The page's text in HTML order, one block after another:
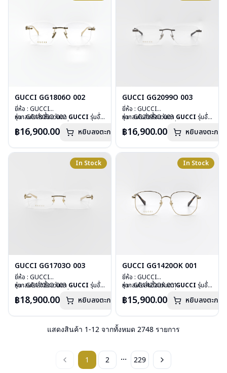
GUCCI GG1806O 002
ยี่ห้อ : GUCCI
รุ่น : GG1806O 002
เลนส์ : Demo Lens
น้ำหนัก : 27 กรัม
อุปกรณ์ : กล่องแว่น, ผ้าเช็ดแว่น
หากสนใจสั่งชื้อแว่นตา GUCCI รุ่นอื่น
ติดต่อเราคลิก
฿16,900.00 หยิบลงตะกร้า
GUCCI GG2099O 003
ยี่ห้อ : GUCCI
รุ่น : GG2099O 003
เลนส์ : Demo Lens
น้ำหนัก : 19 กรัม
อุปกรณ์ : กล่องแว่น, ผ้าเช็ดแว่น
หากสนใจสั่งชื้อแว่นตา GUCCI รุ่นอื่น
ติดต่อเราคลิก
฿16,900.00 หยิบลงตะกร้า
In Stock
GUCCI GG1703O 003
ยี่ห้อ : GUCCI
รุ่น : GG1703O 003
เลนส์ : Demo Lens
น้ำหนัก : 27 กรัม
อุปกรณ์ : กล่องแว่น, ผ้าเช็ดแว่น
การรับประกัน : 1 ปี
หากสนใจสั่งชื้อแว่นตา GUCCI รุ่นอื่น
ติดต่อเราคลิก
฿18,900.00 หยิบลงตะกร้า
In Stock
GUCCI GG1420OK 001
ยี่ห้อ : GUCCI
รุ่น : GG1420OK 001
เลนส์ : Demo Lens
น้ำหนัก : 23 กรัม
อุปกรณ์ : กล่องแว่น, ผ้าเช็ดแว่น
การรับประกัน : 1 ปี
หากสนใจสั่งชื้อแว่นตาGUCCI รุ่นอื่น
ติดต่อเราคลิก
฿15,900.00 หยิบลงตะกร้า
แสดงสินค้า 1-12 จากทั้งหมด 2748 รายการ
1 2 ... 229